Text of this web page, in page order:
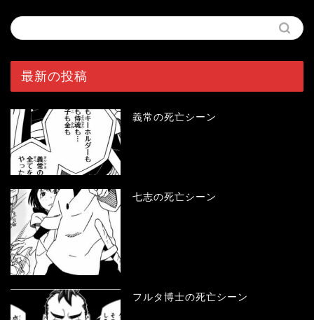
最新の投稿
義常の死亡シーン
七志の死亡シーン
フルタ博士の死亡シーン